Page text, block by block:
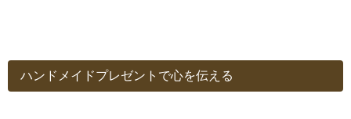
ハンドメイドプレゼントで心を伝える